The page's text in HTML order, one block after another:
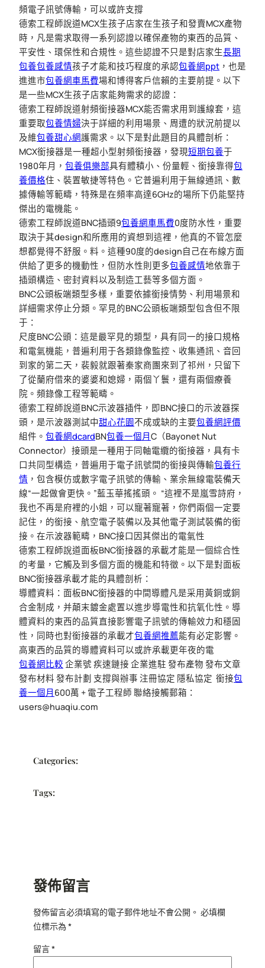
頻電子訊號傳輸，可以或許支撐
德索工程師說道MCX生孩子店家在生孩子和發賣MCX產物
時，凡是需求取得一系列認證以確保產物的東西的品質、
平安性、環保性和合規性。這些認證不只是對店家生長期
包養包養感情孩子才能和技巧程度的承認包養網ppt ，也是
進進市包養網車馬費場和博得客戶信賴的主要前提。以下
是一些MCX生孩子店家能夠需求的認證：
德索工程師說道射頻銜接器MCX能否需求用到護線套，這
重要取包養情婦決于詳細的利用場景、周遭的狀況前提以
及維包養甜心網護需求。以下是對此題目的具體剖析：
MCX銜接器是一種超小型射頻銜接器，發現短期包養于
1980年月， 包養俱樂部具有體積小、份量輕、銜接靠得包
養價格住、裝置敏捷等特色。它普遍利用于無線通訊、數
據傳輸等範疇，特殊是在頻率高達6GHz的場所下仍能堅持
傑出的電機能。
德索工程師說道BNC插頭9包養網車馬費0度防水性，重要
取決于其design和所應用的資想到這裡，他真的不管怎麼
想都覺得不舒服。料。這種90度的design自己在布線方面
供給了更多的機動性，但防水性則更多包養感情地依靠于
插頭構造、密封資料以及制造工藝等多個方面。
BNC公頭板端類型多樣，重要依據銜接情勢、利用場景和
詳細需求停止分類。罕見的BNC公頭板端類型包含但不限
于：
尺度BNC公頭：這是最罕見的類型，具有同一的接口規格
和電氣機能，普遍利用于各類錄像監控、收集通訊、音回
到家的第二天，裴毅就跟著秦家商團來到了祁州，只留下
了從蘭府借來的婆婆和媳婦，兩個丫鬟，還有兩個療養
院。頻錄像工程等範疇。
德索工程師說道BNC示波器插件，即BNC接口的示波器探
頭，是示波器測試中甜心花園不成或缺的主要包養網評價
組件。 包養網dcardBN包養一個月 C（Bayonet Nut
Connector）接頭是一種用于同軸電纜的銜接器，具有卡
口共同型構造，普遍用于電子訊號間的銜接與傳輸包養行
情 ，包含模仿或數字電子訊號的傳輸、業余無線電裝備天
線“一起做會更快。”藍玉華搖搖頭。 “這裡不是嵐雪詩府，
我也不再是府裡的小姐，可以寵著寵著，你們兩個一定要
記住，的銜接、航空電子裝備以及其他電子測試裝備的銜
接。在示波器範疇，BNC接口因其傑出的電氣性
德索工程師說道面板BNC銜接器的承載才能是一個綜合性
的考量，它觸及到多個方面的機能和特徵。以下是對面板
BNC銜接器承載才能的具體剖析：
導體資料：面板BNC銜接器的中間導體凡是采用黃銅或銅
合金制成，并顛末鍍金處置以進步導電性和抗氧化性。導
體資料的東西的品質直接影響電子訊號的傳輸效力和穩固
性，同時也對銜接器的承載才包養網推薦能有必定影響。
高東西的品質的導體資料可以或許承載更年夜的電
包養網比較 企業號 疾速鏈接 企業進駐 發布產物 發布文章
發布材料 發布計劃 支撐與辦事 注冊協定 隱私協定 銜接包
養一個月 600萬 + 電子工程師 聯絡接觸郵箱：
users@huaqiu.com
Categories:
Tags:
發佈留言
發佈留言必須填寫的電子郵件地址不會公開。 必填欄
位標示為*
留言*